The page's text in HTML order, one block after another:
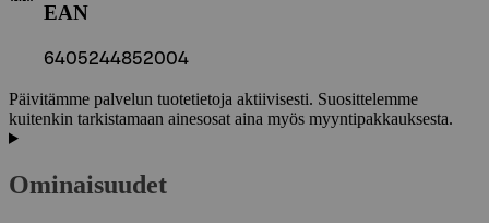
EAN
6405244852004
Päivitämme palvelun tuotetietoja aktiivisesti. Suosittelemme
kuitenkin tarkistamaan ainesosat aina myös myyntipakkauksesta.
Ominaisuudet